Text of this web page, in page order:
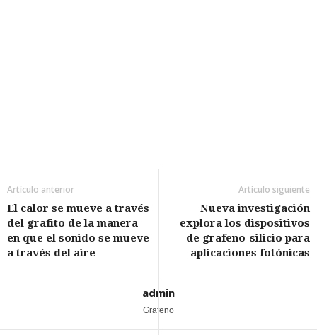
Artículo anterior
El calor se mueve a través
del grafito de la manera
en que el sonido se mueve
a través del aire
Artículo siguiente
Nueva investigación
explora los dispositivos
de grafeno-silicio para
aplicaciones fotónicas
admin
Grafeno